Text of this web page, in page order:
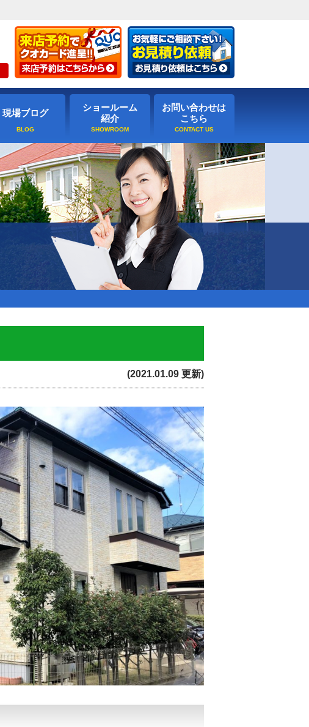
現場ブログ
ショールーム
紹介
お問い合わせは
こちら
(2021.01.09 更新)